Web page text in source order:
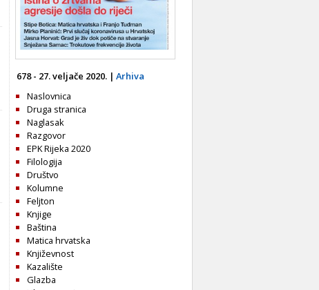
678 - 27. veljače 2020. | Arhiva
Naslovnica
Druga stranica
Naglasak
Razgovor
EPK Rijeka 2020
Filologija
Društvo
Kolumne
Feljton
Knjige
Baština
Matica hrvatska
Književnost
Kazalište
Glazba